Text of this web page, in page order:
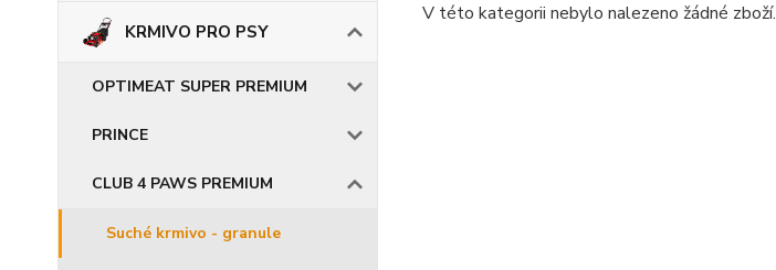
KRMIVO PRO PSY
OPTIMEAT SUPER PREMIUM
PRINCE
CLUB 4 PAWS PREMIUM
Suché krmivo - granule
V této kategorii nebylo nalezeno žádné zboží.